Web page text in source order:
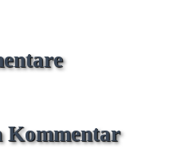
Kommentar